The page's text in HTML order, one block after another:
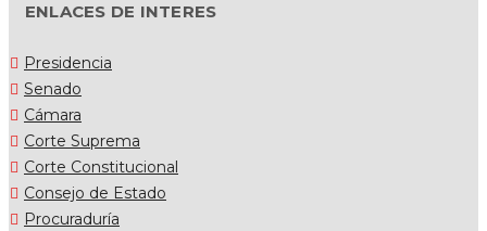
ENLACES DE INTERES
Presidencia
Senado
Cámara
Corte Suprema
Corte Constitucional
Consejo de Estado
Procuraduría